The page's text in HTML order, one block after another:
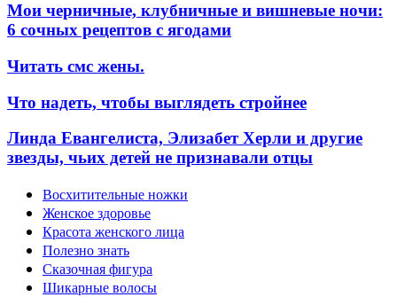
Мои черничные, клубничные и вишневые ночи:
6 сочных рецептов с ягодами
Читать смс жены.
Что надеть, чтобы выглядеть стройнее
Линда Евангелиста, Элизабет Херли и другие
звезды, чьих детей не признавали отцы
Восхитительные ножки
Женское здоровье
Красота женского лица
Полезно знать
Сказочная фигура
Шикарные волосы